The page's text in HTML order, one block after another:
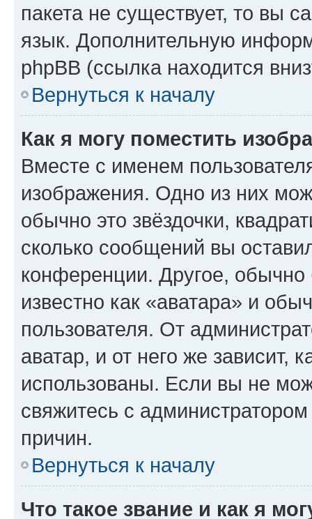
пакета не существует, то вы
язык. Дополнительную
phpBB (ссылка находится
Вернуться к началу
Как я могу поместить
Вместе с именем
изображения. Одно из них
обычно это звёздочки,
сколько сообщений вы
конференции. Другое,
известно как «аватара» и
пользователя. От
аватар, и от него же зависит,
использованы. Если вы не
свяжитесь с
причин.
Вернуться к началу
Что такое звание и как я